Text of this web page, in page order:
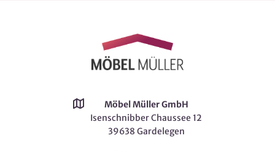
Möbel Müller GmbH
Isenschnibber Chaussee 12
39638 Gardelegen